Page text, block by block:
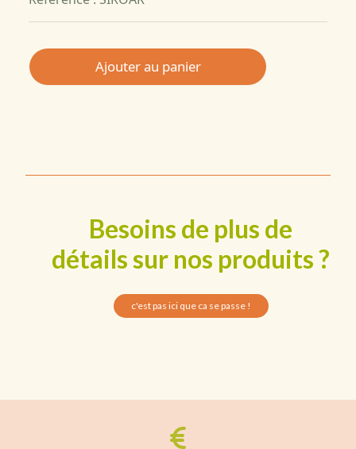
Ajouter au panier
Besoins de plus de
détails sur nos produits ?
c'est pas ici que ca se passe !